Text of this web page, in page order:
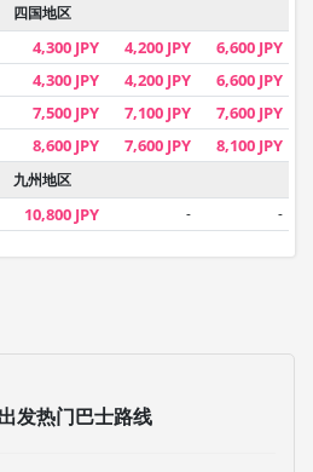
四国地区
4,300 JPY 4,200 JPY 6,600 JPY
4,300 JPY 4,200 JPY 6,600 JPY
7,500 JPY 7,100 JPY 7,600 JPY
8,600 JPY 7,600 JPY 8,100 JPY
九州地区
10,800 JPY - -
出发热门巴士路线